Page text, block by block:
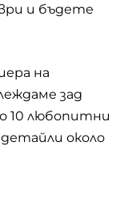
и бъдете
на
зад
10 любопитни
около